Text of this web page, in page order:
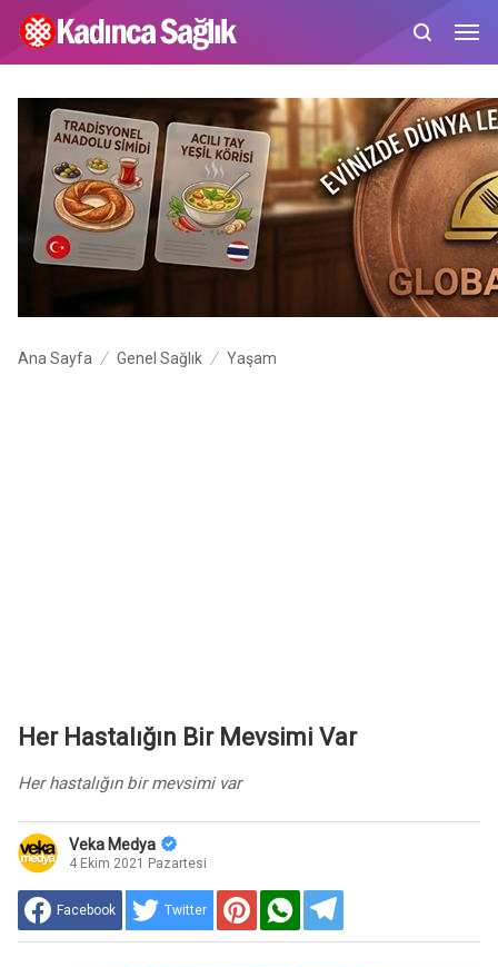
Ana Sayfa Genel Sağlık Yaşam
Her Hastalığın Bir Mevsimi Var
Her hastalığın bir mevsimi var
Veka Medya
4 Ekim 2021 Pazartesi
Facebook Twitter